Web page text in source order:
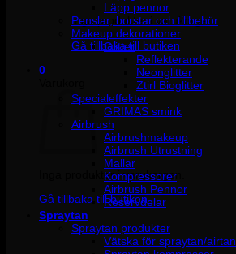
Inga produkter i varukorgen.
Gå tillbaka till butiken
0
Inga produkter i varukorgen.
Gå tillbaka till butiken
Läpp pennor
Penslar, borstar och tillbehör
Makeup dekorationer
Glitter
Reflekterande
Neonglitter
Ztirl Bioglitter
Specialeffekter
GRIMAS smink
Airbrush
Airbrushmakeup
Airbrush Utrustning
Mallar
Kompressorer
Airbrush Pennor
Reservdelar
Spraytan
Spraytan produkter
Vätska för spraytan/airtan